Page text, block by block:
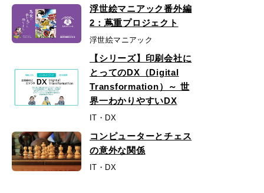
浮世絵マニアック番外編
2：蔦重プロジェクト
浮世絵マニアック
【シリーズ】印刷会社に
とってのDX（Digital
Transformation）～ 世
界一わかりやすいDX
IT・DX
コンピューターとチェス
の意外な関係
IT・DX